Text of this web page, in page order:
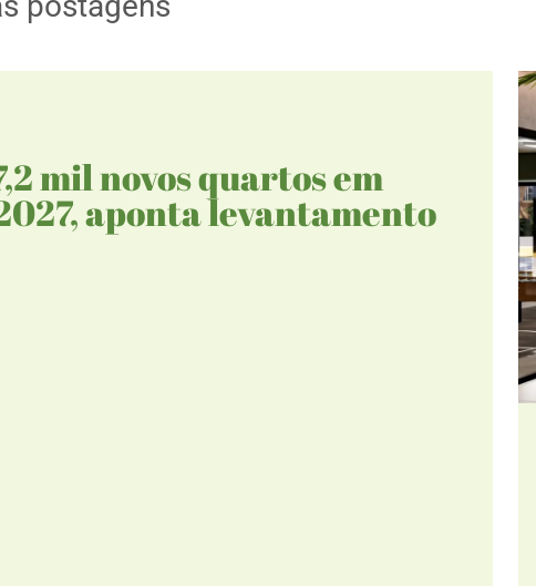
mil novos quartos em
aponta levantamento